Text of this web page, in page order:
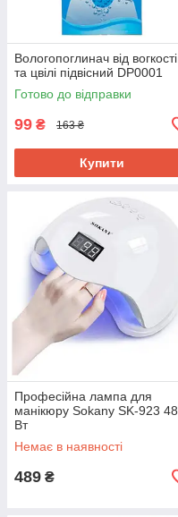
Вологопоглинач від вогкості
та цвілі підвісний DP0001
Готово до відправки
99 ₴ 163 ₴
Купити
Професійна лампа для
манікюру Sokany SK-923 48
Вт
Немає в наявності
489 ₴